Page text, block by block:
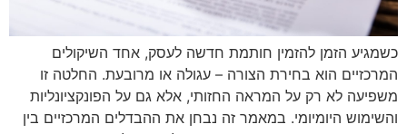
כשמגיע הזמן להזמין חותמת חדשה לעסק, אחד השיקולים
המרכזיים הוא בחירת הצורה – עגולה או מרובעת. החלטה זו
משפיעה לא רק על המראה החזותי, אלא גם על הפונקציונליות
והשימוש היומיומי. במאמר זה נבחן את ההבדלים המרכזיים בין